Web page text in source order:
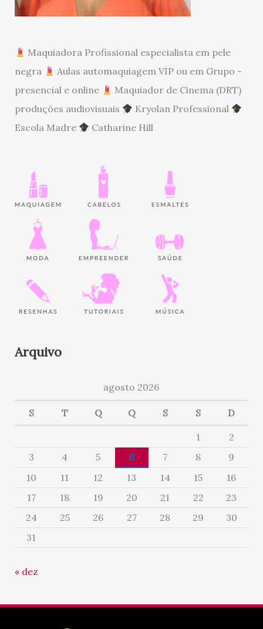
Maquiadora Profissional especialista em pele
negra
Aulas automaquiagem VIP ou em Grupo -
presencial e online
Maquiador de Cinema (DRT)
produções audiovisuais
Kryolan Professional
Escola Madre
Catharine Hill
Arquivo
agosto 2026
S T Q Q S S D
1
2
3
4 5 6 7 8
9
10
11 12 13 14 15
16
17
18 19 20 21 22
23
24
25 26 27 28 29
30
31
« dez